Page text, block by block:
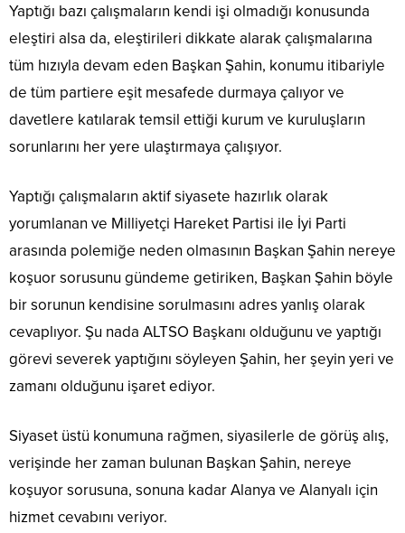
Yaptığı bazı çalışmaların kendi işi olmadığı konusunda
eleştiri alsa da, eleştirileri dikkate alarak çalışmalarına
tüm hızıyla devam eden Başkan Şahin, konumu itibariyle
de tüm partiere eşit mesafede durmaya çalıyor ve
davetlere katılarak temsil ettiği kurum ve kuruluşların
sorunlarını her yere ulaştırmaya çalışıyor.
Yaptığı çalışmaların aktif siyasete hazırlık olarak
yorumlanan ve Milliyetçi Hareket Partisi ile İyi Parti
arasında polemiğe neden olmasının Başkan Şahin nereye
koşuor sorusunu gündeme getiriken, Başkan Şahin böyle
bir sorunun kendisine sorulmasını adres yanlış olarak
cevaplıyor. Şu nada ALTSO Başkanı olduğunu ve yaptığı
görevi severek yaptığını söyleyen Şahin, her şeyin yeri ve
zamanı olduğunu işaret ediyor.
Siyaset üstü konumuna rağmen, siyasilerle de görüş alış,
verişinde her zaman bulunan Başkan Şahin, nereye
koşuyor sorusuna, sonuna kadar Alanya ve Alanyalı için
hizmet cevabını veriyor.